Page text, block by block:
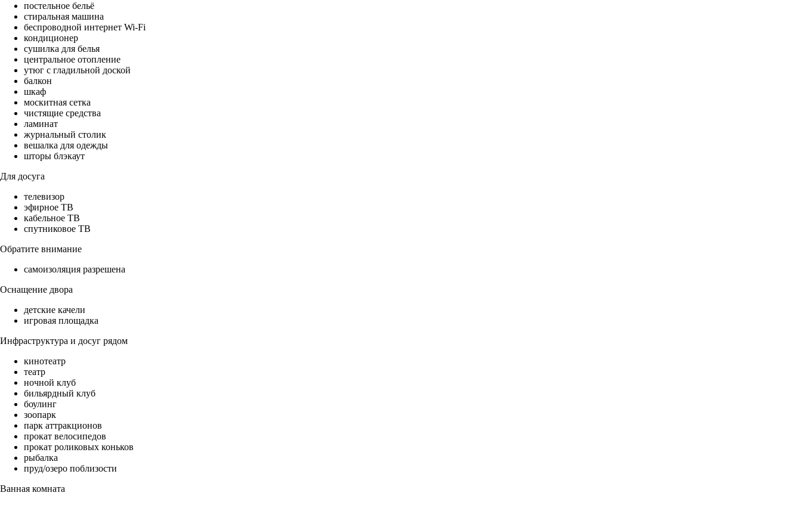
постельное бельё
стиральная машина
беспроводной интернет Wi-Fi
кондиционер
сушилка для белья
центральное отопление
утюг с гладильной доской
балкон
шкаф
москитная сетка
чистящие средства
ламинат
журнальный столик
вешалка для одежды
шторы блэкаут
Для досуга
телевизор
эфирное ТВ
кабельное ТВ
спутниковое ТВ
Обратите внимание
самоизоляция разрешена
Оснащение двора
детские качели
игровая площадка
Инфраструктура и досуг рядом
кинотеатр
театр
ночной клуб
бильярдный клуб
боулинг
зоопарк
парк аттракционов
прокат велосипедов
прокат роликовых коньков
рыбалка
пруд/озеро поблизости
Ванная комната